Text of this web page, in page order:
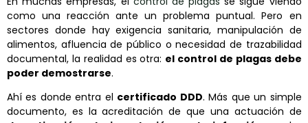
como una reacción ante un problema puntual. Pero en
sectores donde hay exigencia sanitaria, manipulación de
alimentos, afluencia de público o necesidad de trazabilidad
documental, la realidad es otra: el control de plagas debe
poder demostrarse.
Ahí es donde entra el certificado DDD. Más que un simple
documento, es la acreditación de que una actuación de